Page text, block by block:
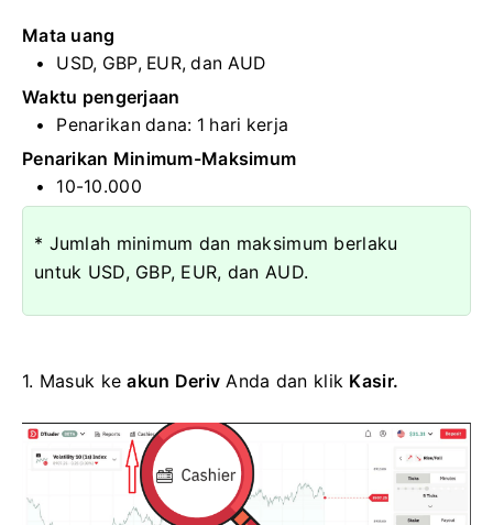
Mata uang
USD, GBP, EUR, dan AUD
Waktu pengerjaan
Penarikan dana: 1 hari kerja
Penarikan Minimum-Maksimum
10-10.000
* Jumlah minimum dan maksimum berlaku
untuk USD, GBP, EUR, dan AUD.
1. Masuk keakun Deriv Anda dan klik Kasir.